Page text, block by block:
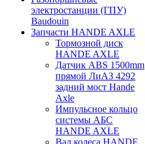
электростанции (ГПУ)
Baudouin
Запчасти HANDE AXLE
Тормозной диск
HANDE AXLE
Датчик ABS 1500mm
прямой ЛиАЗ 4292
задний мост Hande
Axle
Импульсное кольцо
системы АБС
HANDE AXLE
Вал колеса HANDE